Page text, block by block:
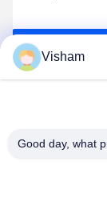
PBT stérile
Parlez
Visham
Good day, what